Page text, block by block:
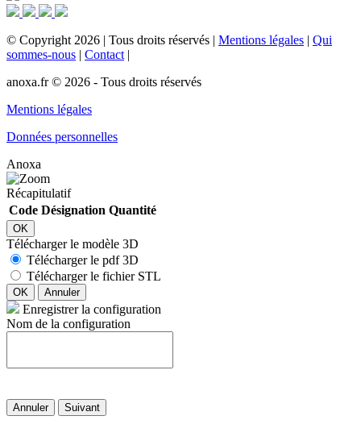
© Copyright 2026 | Tous droits réservés | Mentions légales | Qui
sommes-nous | Contact |
anoxa.fr © 2026 - Tous droits réservés
Mentions légales
Données personnelles
Anoxa
Récapitulatif
Code Désignation Quantité
OK
Télécharger le modèle 3D
Télécharger le pdf 3D
Télécharger le fichier STL
OK Annuler
Enregistrer la configuration
Nom de la configuration
Annuler Suivant